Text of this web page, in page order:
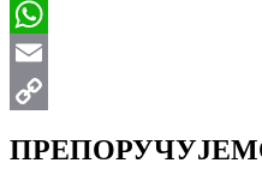
Viber
WhatsApp
Email